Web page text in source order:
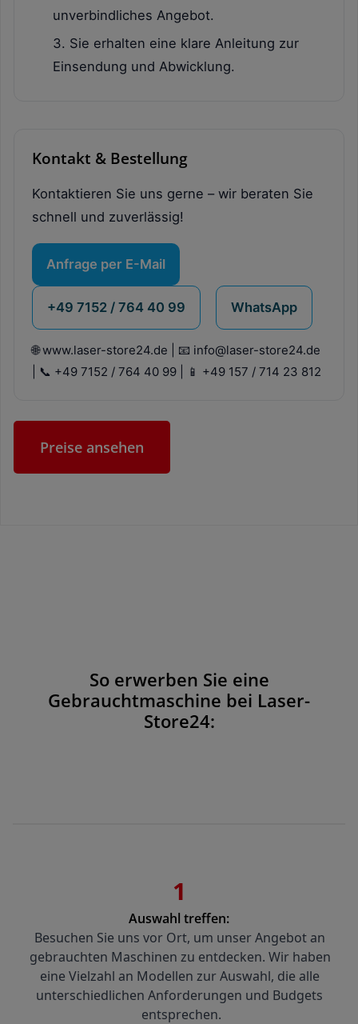
unverbindliches Angebot.
Sie erhalten eine klare Anleitung zur
Einsendung und Abwicklung.
Kontakt & Bestellung
Kontaktieren Sie uns gerne – wir beraten Sie
schnell und zuverlässig!
Anfrage per E-Mail
+49 7152 / 764 40 99 WhatsApp
🌐 www.laser-store24.de | 📧 info@laser-store24.de
| 📞 +49 7152 / 764 40 99 | 📱 +49 157 / 714 23 812
Preise ansehen
So erwerben Sie eine
Gebrauchtmaschine bei Laser-
Store24:
1
Auswahl treffen:
Besuchen Sie uns vor Ort, um unser Angebot an
gebrauchten Maschinen zu entdecken. Wir haben
eine Vielzahl an Modellen zur Auswahl, die alle
unterschiedlichen Anforderungen und Budgets
entsprechen.